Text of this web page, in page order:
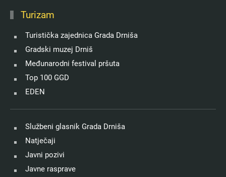
Turizam
Turistička zajednica Grada Drniša
Gradski muzej Drniš
Međunarodni festival pršuta
Top 100 GGD
EDEN
Službeni glasnik Grada Drniša
Natječaji
Javni pozivi
Javne rasprave